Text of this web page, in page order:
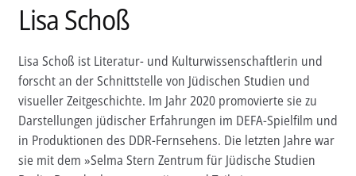
Politik
PROKLA
Open Access
Untermenü
öffnen
Film & Kultur
Untermenü
öffnen
Autor*innen
Lisa Schoß
Lisa Schoß ist Literatur- und Kulturwissenschaftlerin und
forscht an der Schnittstelle von Jüdischen Studien und
visueller Zeitgeschichte. Im Jahr 2020 promovierte sie zu
Darstellungen jüdischer Erfahrungen im DEFA-Spielfilm und
in Produktionen des DDR-Fernsehens. Die letzten Jahre war
sie mit dem »Selma Stern Zentrum für Jüdische Studien